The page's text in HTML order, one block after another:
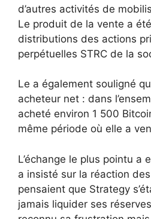
d’autres activités de
Le produit de la vente a
distributions des actions
perpétuelles STRC de la
Le a également souligné
acheteur net : dans
acheté environ 1 500
même période où elle a
L’échange le plus pointu a
a insisté sur la réaction
pensaient que Strategy
jamais liquider ses